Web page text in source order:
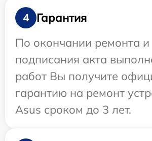
4
Гарантия
По окончании ремонта и
подписания акта
работ Вы получите
гарантию на ремонт
Asus сроком до 3 лет.